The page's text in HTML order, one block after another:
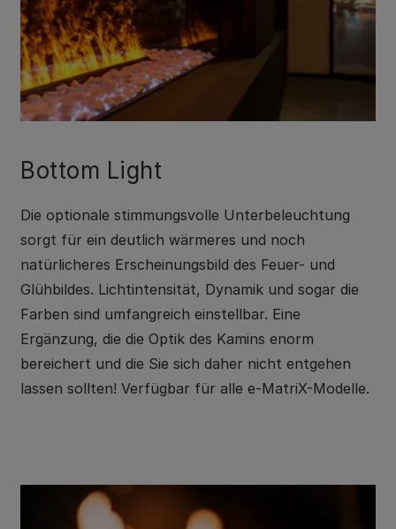
Bottom Light
Die optionale stimmungsvolle Unterbeleuchtung
sorgt für ein deutlich wärmeres und noch
natürlicheres Erscheinungsbild des Feuer- und
Glühbildes. Lichtintensität, Dynamik und sogar die
Farben sind umfangreich einstellbar. Eine
Ergänzung, die die Optik des Kamins enorm
bereichert und die Sie sich daher nicht entgehen
lassen sollten! Verfügbar für alle e-MatriX-Modelle.